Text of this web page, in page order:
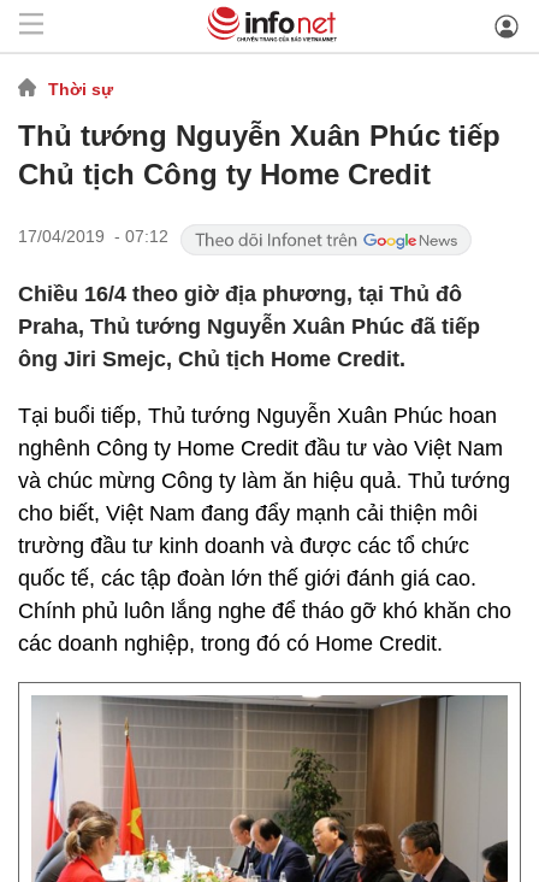
Thời sự
Thủ tướng Nguyễn Xuân Phúc tiếp
Chủ tịch Công ty Home Credit
17/04/2019 - 07:12
Chiều 16/4 theo giờ địa phương, tại Thủ đô
Praha, Thủ tướng Nguyễn Xuân Phúc đã tiếp
ông Jiri Smejc, Chủ tịch Home Credit.
Tại buổi tiếp, Thủ tướng Nguyễn Xuân Phúc hoan
nghênh Công ty Home Credit đầu tư vào Việt Nam
và chúc mừng Công ty làm ăn hiệu quả. Thủ tướng
cho biết, Việt Nam đang đẩy mạnh cải thiện môi
trường đầu tư kinh doanh và được các tổ chức
quốc tế, các tập đoàn lớn thế giới đánh giá cao.
Chính phủ luôn lắng nghe để tháo gỡ khó khăn cho
các doanh nghiệp, trong đó có Home Credit.